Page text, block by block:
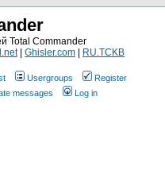
Total Commander
| Ghisler.com RU.TCKB
Usergroups
Register
messages Log in